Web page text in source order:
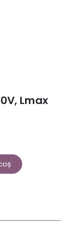
Lmax